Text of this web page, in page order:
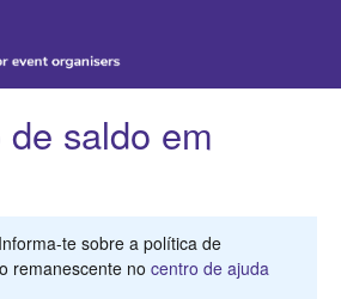
saldo em
Informa-te sobre a política de
remanescente no centro de ajuda